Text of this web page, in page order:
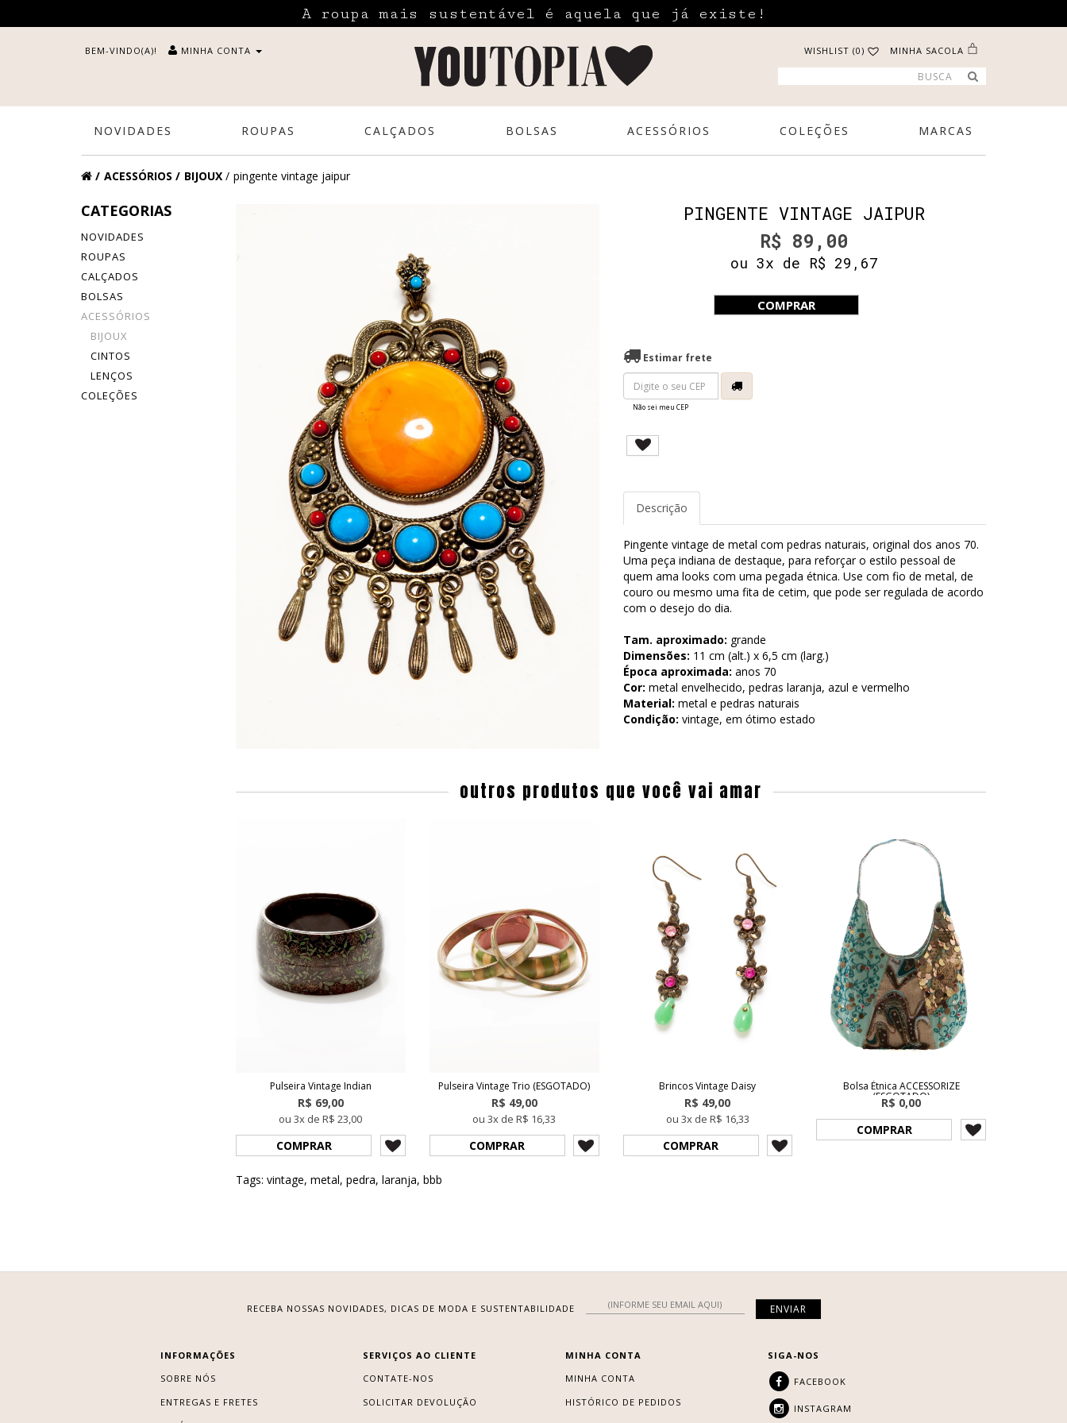
A roupa mais sustentável é aquela que já existe!
BEM-VINDO(A)! MINHA CONTA WISHLIST (0) MINHA SACOLA
NOVIDADES ROUPAS CALÇADOS BOLSAS ACESSÓRIOS COLEÇÕES MARCAS
ACESSÓRIOS BIJOUX pingente vintage jaipur
CATEGORIAS
NOVIDADES
ROUPAS
CALÇADOS
BOLSAS
ACESSÓRIOS
BIJOUX
CINTOS
LENÇOS
COLEÇÕES
PINGENTE VINTAGE JAIPUR
R$ 89,00
ou 3x de R$ 29,67
COMPRAR
Estimar frete
Não sei meu CEP
Descrição
Pingente vintage de metal com pedras naturais, original dos anos 70.
Uma peça indiana de destaque, para reforçar o estilo pessoal de
quem ama looks com uma pegada étnica. Use com fio de metal, de
couro ou mesmo uma fita de cetim, que pode ser regulada de acordo
com o desejo do dia.
Tam. aproximado: grande
Dimensões: 11 cm (alt.) x 6,5 cm (larg.)
Época aproximada: anos 70
Cor: metal envelhecido, pedras laranja, azul e vermelho
Material: metal e pedras naturais
Condição: vintage, em ótimo estado
outros produtos que você vai amar
Pulseira Vintage Indian
R$ 69,00
ou 3x de R$ 23,00
COMPRAR
Pulseira Vintage Trio (ESGOTADO)
R$ 49,00
ou 3x de R$ 16,33
COMPRAR
Brincos Vintage Daisy
R$ 49,00
ou 3x de R$ 16,33
COMPRAR
Bolsa Étnica ACCESSORIZE
(ESGOTADO)
R$ 0,00
COMPRAR
Tags: vintage, metal, pedra, laranja, bbb
RECEBA NOSSAS NOVIDADES, DICAS DE MODA E SUSTENTABILIDADE
INFORMAÇÕES
SOBRE NÓS
ENTREGAS E FRETES
SERVIÇOS AO CLIENTE
CONTATE-NOS
SOLICITAR DEVOLUÇÃO
MINHA CONTA
MINHA CONTA
HISTÓRICO DE PEDIDOS
SIGA-NOS
FACEBOOK
INSTAGRAM